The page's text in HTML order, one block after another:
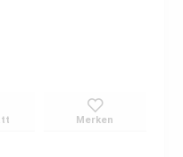
Merken